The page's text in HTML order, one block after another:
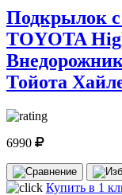
Подкрылок
TOYOTA
Тойота
6990
Купить в 1